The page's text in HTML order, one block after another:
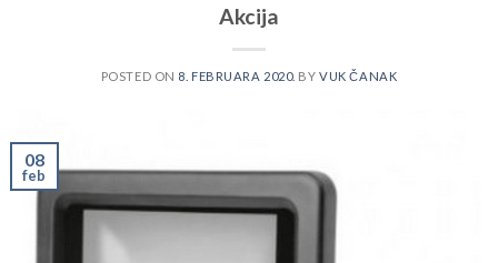
Akcija
POSTED ON 8. FEBRUARA 2020. BYVUK ČANAK
08
feb